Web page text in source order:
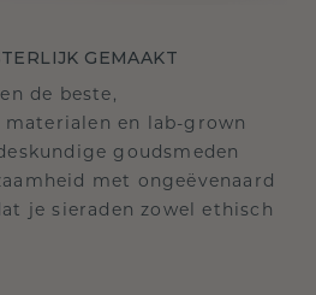
GEMAAKT
de beste,
en lab-grown
goudsmeden
met ongeëvenaard
je sieraden zowel ethisch